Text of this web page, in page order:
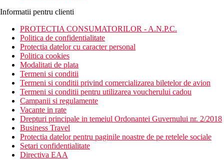
Informatii pentru clienti
PROTECTIA CONSUMATORILOR - A.N.P.C.
Politica de confidentialitate
Protectia datelor cu caracter personal
Politica cookies
Modalitati de plata
Termeni si conditii
Termeni si conditii privind comercializarea biletelor de avion
Termeni si conditii pentru utilizarea voucherului cadou
Campanii si regulamente
Vacante in rate
Drepturi principale in temeiul Ordonantei Guvernului nr. 2/2018
Business Travel
Protectia datelor pentru paginile noastre de pe retelele sociale
Setari confidentialitate
Directiva EAA